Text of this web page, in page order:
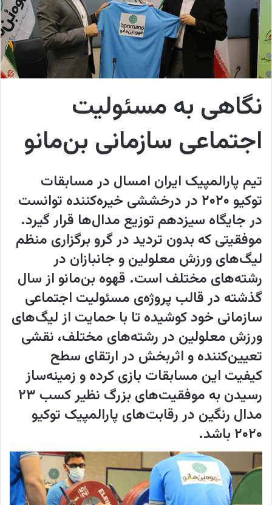
ل
نگاهی به مسئولیت
اجتماعی سازمانی بن‌مانو
تیم پارالمپیک ایران امسال در مسابقات
توکیو ۲۰۲۰ در درخششی خیره‌کننده توانست
در جایگاه سیزدهم توزیع مدال‌ها قرار گیرد.
موفقیتی که بدون تردید در گرو برگزاری منظم
لیگ‌های ورزش معلولین و جانبازان در
رشته‌های مختلف است. قهوه بن‌مانو از سال
گذشته در قالب پروژه‌ی مسئولیت اجتماعی
سازمانی خود کوشیده تا با حمایت از لیگ‌های
ورزش معلولین در رشته‌های مختلف، نقشی
تعیین‌کننده و اثربخش در ارتقای سطح
کیفیت این مسابقات بازی کرده و زمینه‌ساز
رسیدن به موفقیت‌های بزرگ نظیر کسب ۲۳
مدال رنگین در رقابت‌های پارالمپیک توکیو
۲۰۲۰ باشد.